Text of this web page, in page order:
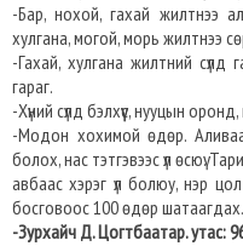
-Бар, нохой, гахай жилтнээ
хулгана, могой, морь жилтнээ
-Гахай, хулгана жилтний
гараг.
-Хүний сүлд бэлхүүс, нууцын
-Модон хохимой өдөр. Аливаа
болох, нас тэтгэвээс үл өсюү.
авбаас хэрэг үл болюу, нэр
босговоос 100 өдөр шатаагдах.
-Зурхайч Д. Цогтбаатар. утас: